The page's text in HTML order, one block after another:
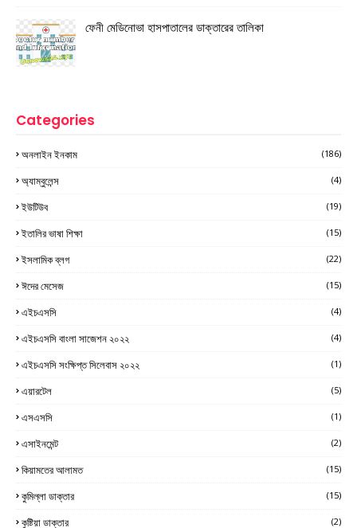
ফেনী মেডিনোভা হাসপাতালের ডাক্তারের তালিকা
Categories
অনলাইন ইনকাম (186)
অ্যাম্বুলেন্স (4)
ইউটিউব (19)
ইতালির ভাষা শিক্ষা (15)
ইসলামিক ব্লগ (22)
ঈদের মেসেজ (15)
এইচএসসি (4)
এইচএসসি বাংলা সাজেশন ২০২২ (4)
এইচএসসি সংক্ষিপ্ত সিলেবাস ২০২২ (1)
এয়ারটেল (5)
এসএসসি (1)
এসাইনমেন্ট (2)
কিয়ামতের আলামত (15)
কুমিল্লা ডাক্তার (15)
কুষ্টিয়া ডাক্তার (2)